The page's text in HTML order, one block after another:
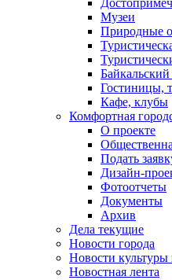
Музеи
Природные
Гостиницы,
Кафе, клубы
Комфортная
О проекте
Подать
Дизайн-
Фотоотчеты
Документы
Архив
Дела текущие
Новости города
Новости культуры
Новостная лента